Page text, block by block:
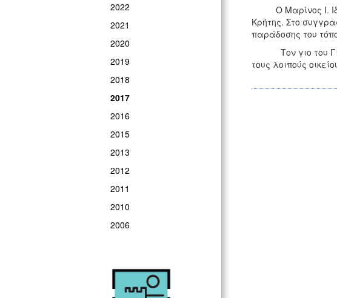
2022
2021
2020
2019
2018
2017
2016
2015
2013
2012
2011
2010
2006
Ο Μαρίνος Ι.
Κρήτης. Στο
παράδοσης του
Τον γιο του
τους λοιπούς